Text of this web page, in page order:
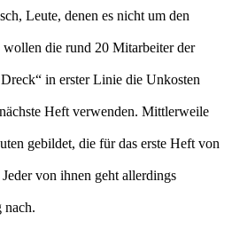
Leute, denen es nicht um den
die rund 20 Mitarbeiter der
in erster Linie die Unkosten
Heft verwenden. Mittlerweile
gebildet, die für das erste Heft von
von ihnen geht allerdings
nach.